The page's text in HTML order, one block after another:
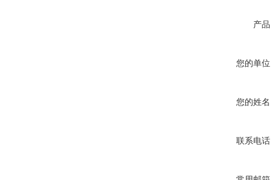
产品
您的单位
您的姓名
联系电话